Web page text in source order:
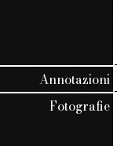
Annotazioni
Fotografie